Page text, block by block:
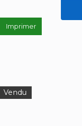
Imprimer
Vendu